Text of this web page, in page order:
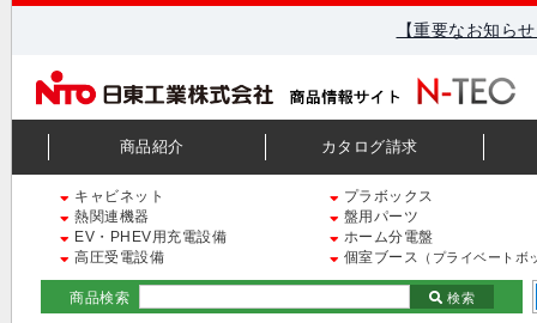
【重要なお知ら
商品紹介 カタログ請求
キャビネット
プラボックス
熱関連機器
盤用パーツ
EV・PHEV用充電設備
ホーム分電盤
高圧受電設備
個室ブース （プライベートボ
商品検索 検索